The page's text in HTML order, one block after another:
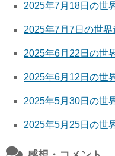
2025年7月18日の世
2025年7月7日の世
2025年6月22日の世
2025年6月12日の世
2025年5月30日の世
2025年5月25日の世